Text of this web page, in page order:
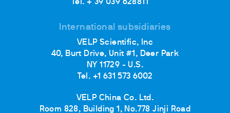
Tel. + 39 039 628811
International subsidiaries
VELP Scientific, Inc
40, Burt Drive, Unit #1, Deer Park
NY 11729 - U.S.
Tel. +1 631 573 6002
VELP China Co. Ltd.
Room 828, Building 1, No.778 Jinji Road